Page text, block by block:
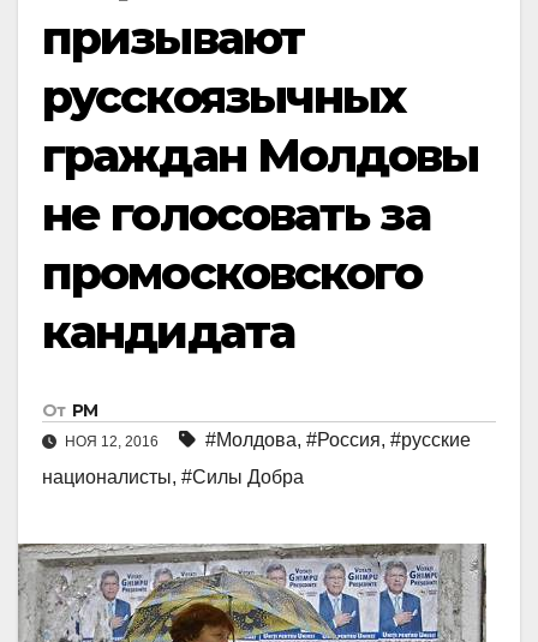
призывают
русскоязычных
граждан Молдовы
не голосовать за
промосковского
кандидата
От РМ
НОЯ 12, 2016 #Молдова, #Россия, #русские
националисты, #Силы Добра